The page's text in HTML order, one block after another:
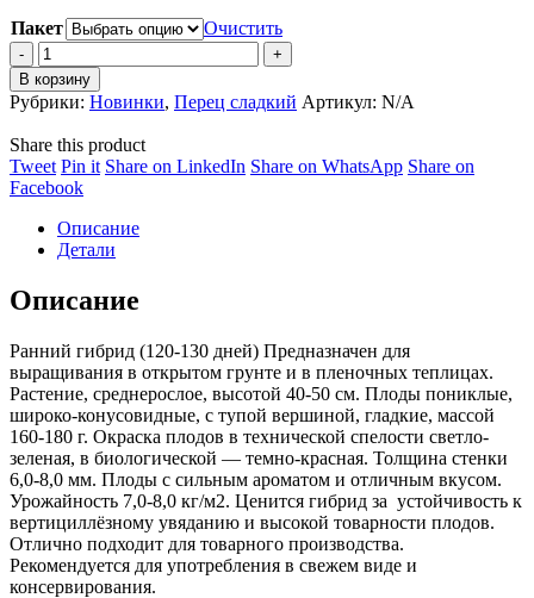
Пакет
Очистить
Sweet
pepper
RUMBA
F1
/
Перец
РУМБА
F1
quantity
В корзину
Рубрики: Новинки, Перец сладкий Артикул: N/A
Share this product
TweetShare
on
Pin itShare
Share on LinkedIn Share
Share on WhatsAppShare
Share on
FacebookShare
Facebook
Описание
Детали
Описание
Ранний гибрид (120-130 дней) Предназначен для
выращивания в открытом грунте и в пленочных теплицах.
Растение, среднерослое, высотой 40-50 см. Плоды пониклые,
широко-конусовидные, с тупой вершиной, гладкие, массой
160-180 г. Окраска плодов в технической спелости светло-
зеленая, в биологической — темно-красная. Толщина стенки
6,0-8,0 мм. Плоды с сильным ароматом и отличным вкусом.
Урожайность 7,0-8,0 кг/м2. Ценится гибрид за устойчивость к
вертициллёзному увяданию и высокой товарности плодов.
Отлично подходит для товарного производства.
Рекомендуется для употребления в свежем виде и
консервирования.